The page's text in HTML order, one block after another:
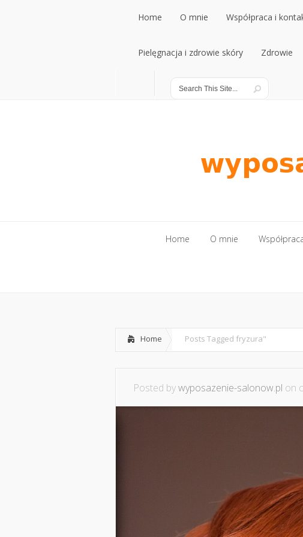
Home
Home
O mnie
O mnie
Współpraca i
Współpraca i kontakt
Pielęgnacja i zdrowie skóry
Pielęgnacja i zdrowie skóry
Zdrowie
Home O mnie
Home Posts Tagged fryzura"
Posted bywyposazenie-salonow.pl on